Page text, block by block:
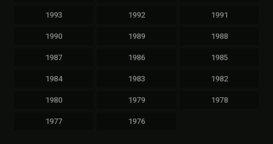
1993 1992 1991
1990 1989 1988
1987 1986 1985
1984 1983 1982
1980 1979 1978
1977 1976